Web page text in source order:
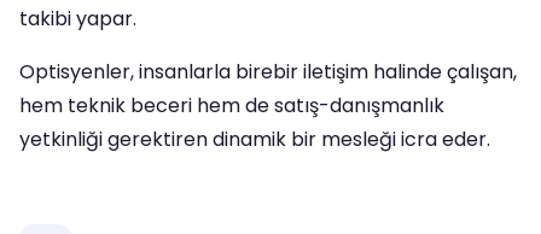
takibi yapar.
Optisyenler, insanlarla birebir iletişim halinde çalışan,
hem teknik beceri hem de satış-danışmanlık
yetkinliği gerektiren dinamik bir mesleği icra eder.